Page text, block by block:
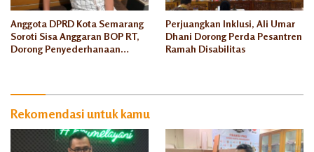
Anggota DPRD Kota Semarang
Soroti Sisa Anggaran BOP RT,
Dorong Penyederhanaan
Perjuangkan Inklusi, Ali Umar
Dhani Dorong Perda Pesantren
Ramah Disabilitas
Rekomendasi untuk kamu